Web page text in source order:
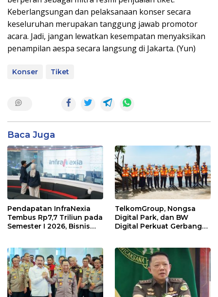
Keberlangsungan dan pelaksanaan konser secara
keseluruhan merupakan tanggung jawab promotor
acara. Jadi, jangan lewatkan kesempatan menyaksikan
penampilan aespa secara langsung di Jakarta. (Yun)
Konser Tiket
Baca Juga
Pendapatan InfraNexia
Tembus Rp7,7 Triliun pada
Semester I 2026, Bisnis
TelkomGroup, Nongsa
Digital Park, dan BW
Digital Perkuat Gerbang